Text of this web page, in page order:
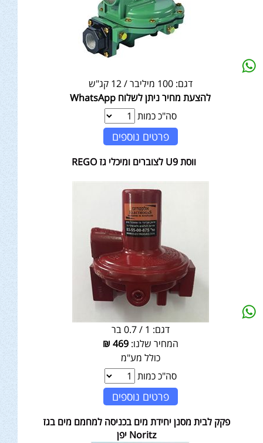
דגם: 100 מיליבר / 12 קג"ש
להצעת מחיר ניתן לשלוח WhatsApp
סה"כ כמות
פרטים נוספים
ווסת U9 לצוברים ומיכלי גז REGO
דגם: 1 / 0.7 בר
המחיר שלנו:469
₪
כולל מע"מ
סה"כ כמות
פרטים נוספים
פקק לבית מסנן יחידת מים בכניסה למחמם מים בגז
Noritz יפן